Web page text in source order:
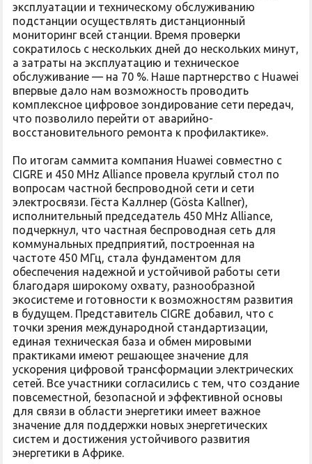
эксплуатации и техническому обслуживанию
подстанции осуществлять дистанционный
мониторинг всей станции. Время проверки
сократилось с нескольких дней до нескольких минут,
а затраты на эксплуатацию и техническое
обслуживание — на 70 %. Наше партнерство с Huawei
впервые дало нам возможность проводить
комплексное цифровое зондирование сети передач,
что позволило перейти от аварийно-
восстановительного ремонта к профилактике».
По итогам саммита компания Huawei совместно с
CIGRE и 450 MHz Alliance провела круглый стол по
вопросам частной беспроводной сети и сети
электросвязи. Гёста Каллнер (Gösta Kallner),
исполнительный председатель 450 MHz Alliance,
подчеркнул, что частная беспроводная сеть для
коммунальных предприятий, построенная на
частоте 450 МГц, стала фундаментом для
обеспечения надежной и устойчивой работы сети
благодаря широкому охвату, разнообразной
экосистеме и готовности к возможностям развития
в будущем. Представитель CIGRE добавил, что с
точки зрения международной стандартизации,
единая техническая база и обмен мировыми
практиками имеют решающее значение для
ускорения цифровой трансформации электрических
сетей. Все участники согласились с тем, что создание
повсеместной, безопасной и эффективной основы
для связи в области энергетики имеет важное
значение для поддержки новых энергетических
систем и достижения устойчивого развития
энергетики в Африке.